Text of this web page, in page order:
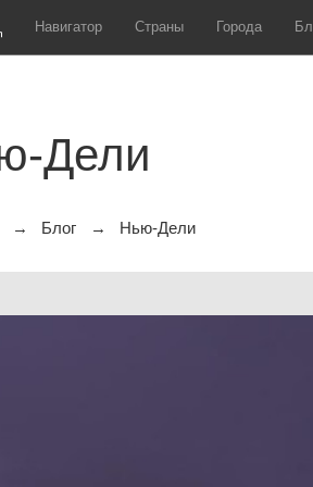
Навигатор Страны Города
Дели
Блог Нью-Дели